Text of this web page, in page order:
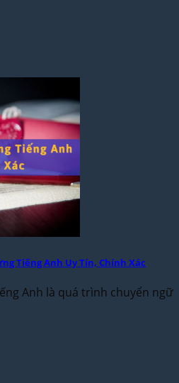
Tiếng Anh Uy Tín, Chính Xác
Anh là quá trình chuyển ngữ